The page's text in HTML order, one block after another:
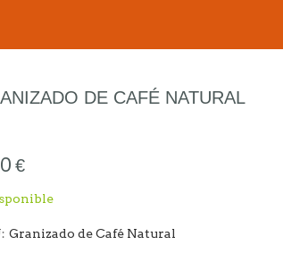
DE CAFÉ NATURAL
€
Granizado de Café Natural